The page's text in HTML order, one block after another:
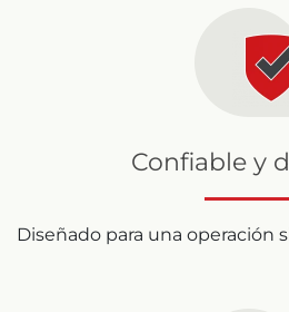
Confiable y
Diseñado para una operación